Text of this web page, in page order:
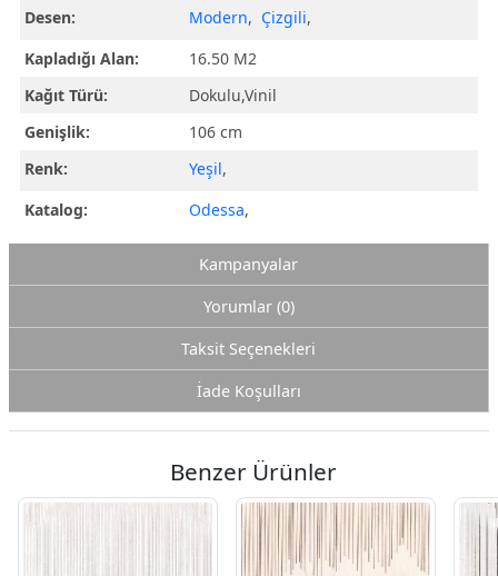
Desen:
Modern, Çizgili,
Kapladığı Alan:
16.50 M2
Kağıt Türü:
Dokulu,Vinil
Genişlik:
106 cm
Renk:
Yeşil,
Katalog:
Odessa,
Kampanyalar
Yorumlar (0)
Taksit Seçenekleri
İade Koşulları
Benzer Ürünler